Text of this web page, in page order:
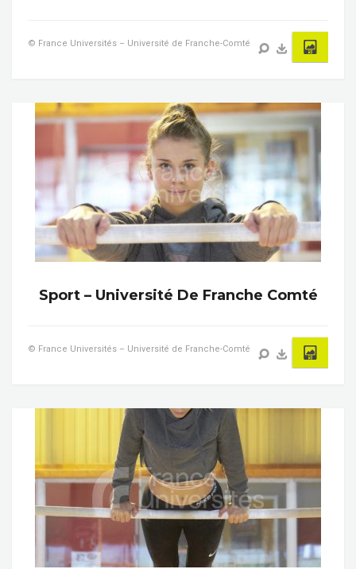
© France Universités – Université de Franche-Comté
Sport – Université De Franche Comté
© France Universités – Université de Franche-Comté